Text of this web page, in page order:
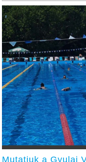
Mutatjuk a Gyulai